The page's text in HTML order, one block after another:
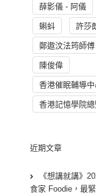
薛影儀 - 阿儀
蝌蚪 許莎
鄭遨汶法筠師傅
陳俊偉
香港催眠輔導
香港記憶學院
近期文章
《想講就講》
食家 Foodie，最